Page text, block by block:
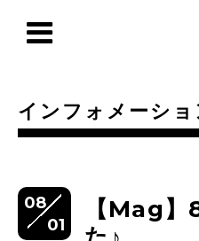
インフォメーショ
08
01
【Mag